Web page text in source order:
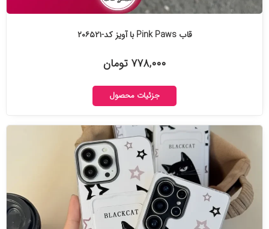
قاب Pink Paws با آویز کد-۲۰۶۵۲۱
۷۷۸,۰۰۰ تومان
جزئیات محصول